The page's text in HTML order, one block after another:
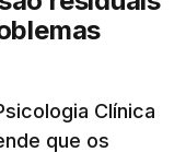
Clínica
que os